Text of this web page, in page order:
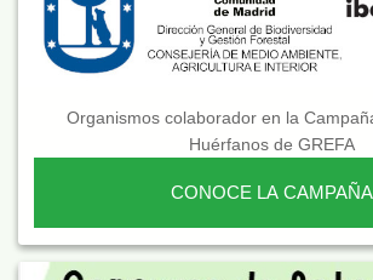
Organismos colaborador en la
Huérfanos de GREFA
CONOCE LA CAMPAÑA